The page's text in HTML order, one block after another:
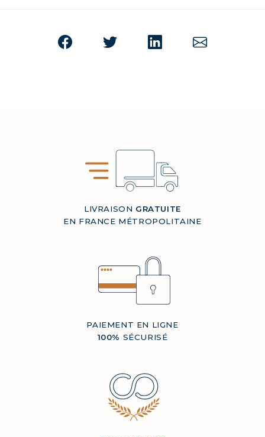
LIVRAISON GRATUITE
EN FRANCE MÉTROPOLITAINE
PAIEMENT EN LIGNE
100% SÉCURISÉ